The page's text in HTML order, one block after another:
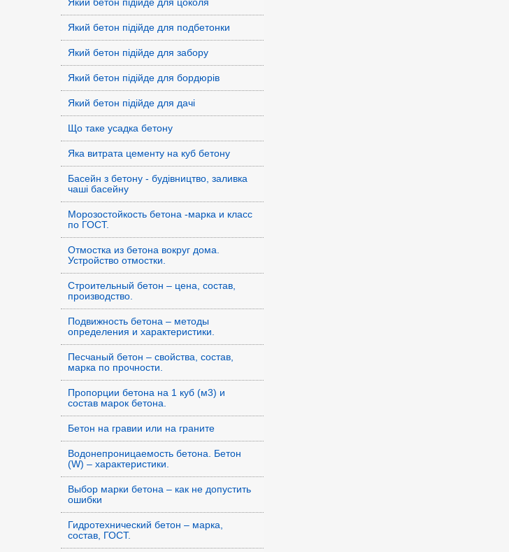
Який бетон підійде для подбетонки
Який бетон підійде для забору
Який бетон підійде для бордюрів
Який бетон підійде для дачі
Що таке усадка бетону
Яка витрата цементу на куб бетону
Басейн з бетону - будівництво, заливка
чаші басейну
Морозостойкость бетона -марка и класс
по ГОСТ.
Отмостка из бетона вокруг дома.
Устройство отмостки.
Строительный бетон – цена, состав,
производство.
Подвижность бетона – методы
определения и характеристики.
Песчаный бетон – свойства, состав,
марка по прочности.
Пропорции бетона на 1 куб (м3) и
состав марок бетона.
Бетон на гравии или на граните
Водонепроницаемость бетона. Бетон
(W) – характеристики.
Выбор марки бетона – как не допустить
ошибки
Гидротехнический бетон – марка,
состав, ГОСТ.